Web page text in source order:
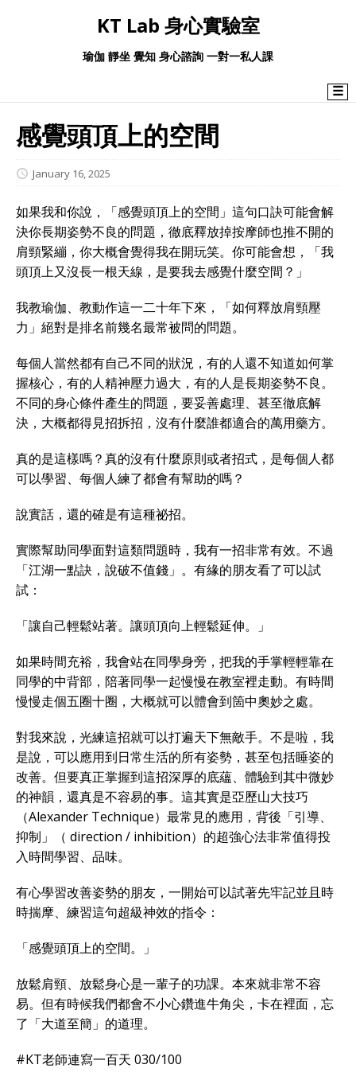
KT Lab 身心實驗室
瑜伽 靜坐 覺知 身心諮詢 一對一私人課
☰
感覺頭頂上的空間
January 16, 2025
如果我和你說，「感覺頭頂上的空間」這句口訣可能會解
決你長期姿勢不良的問題，徹底釋放掉按摩師也推不開的
肩頸緊繃，你大概會覺得我在開玩笑。你可能會想，「我
頭頂上又沒長一根天線，是要我去感覺什麼空間？」
我教瑜伽、教動作這一二十年下來，「如何釋放肩頸壓
力」絕對是排名前幾名最常被問的問題。
每個人當然都有自己不同的狀況，有的人還不知道如何掌
握核心，有的人精神壓力過大，有的人是長期姿勢不良。
不同的身心條件產生的問題，要妥善處理、甚至徹底解
決，大概都得見招拆招，沒有什麼誰都適合的萬用藥方。
真的是這樣嗎？真的沒有什麼原則或者招式，是每個人都
可以學習、每個人練了都會有幫助的嗎？
說實話，還的確是有這種祕招。
實際幫助同學面對這類問題時，我有一招非常有效。不過
「江湖一點訣，說破不值錢」。有緣的朋友看了可以試
試：
「讓自己輕鬆站著。讓頭頂向上輕鬆延伸。」
如果時間充裕，我會站在同學身旁，把我的手掌輕輕靠在
同學的中背部，陪著同學一起慢慢在教室裡走動。有時間
慢慢走個五圈十圈，大概就可以體會到箇中奧妙之處。
對我來說，光練這招就可以打遍天下無敵手。不是啦，我
是說，可以應用到日常生活的所有姿勢，甚至包括睡姿的
改善。但要真正掌握到這招深厚的底蘊、體驗到其中微妙
的神韻，還真是不容易的事。這其實是亞歷山大技巧
（Alexander Technique）最常見的應用，背後「引導、
抑制」（ direction / inhibition）的超強心法非常值得投
入時間學習、品味。
有心學習改善姿勢的朋友，一開始可以試著先牢記並且時
時揣摩、練習這句超級神效的指令：
「感覺頭頂上的空間。」
放鬆肩頸、放鬆身心是一輩子的功課。本來就非常不容
易。但有時候我們都會不小心鑽進牛角尖，卡在裡面，忘
了「大道至簡」的道理。
#KT老師連寫一百天 030/100